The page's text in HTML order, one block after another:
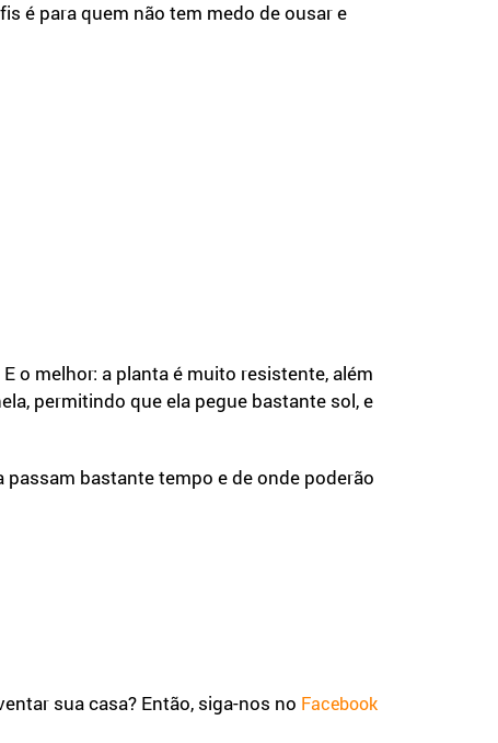
é para quem não tem medo de ousar e
o melhor: a planta é muito resistente, além
permitindo que ela pegue bastante sol, e
bastante tempo e de onde poderão
sua casa? Então, siga-nos no Facebook